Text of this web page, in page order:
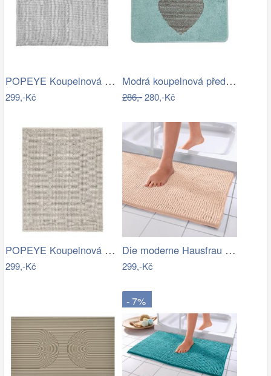
POPEYE Koupelnová předložka 80 x 60 cm …
299,-Kč
Modrá koupelnová předložka se srdíčkem …
286,-280,-Kč
POPEYE Koupelnová předložka 80 x 60 cm …
299,-Kč
Die moderne Hausfrau Koupelnová…
299,-Kč
- 7%